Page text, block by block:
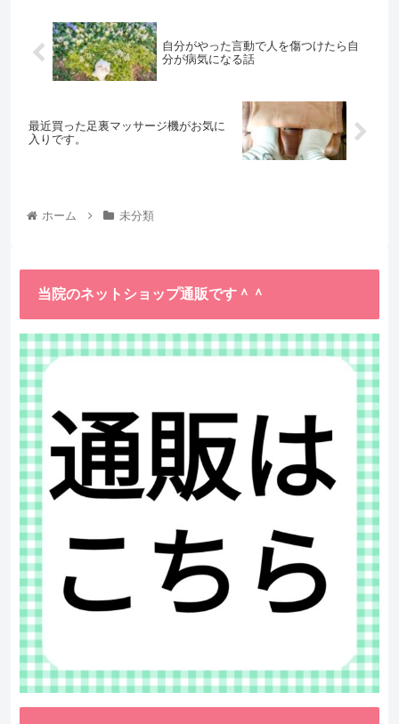
自分がやった言動で人を傷つけたら自
分が病気になる話
最近買った足裏マッサージ機がお気に
入りです。
ホーム 未分類
当院のネットショップ通販です＾＾